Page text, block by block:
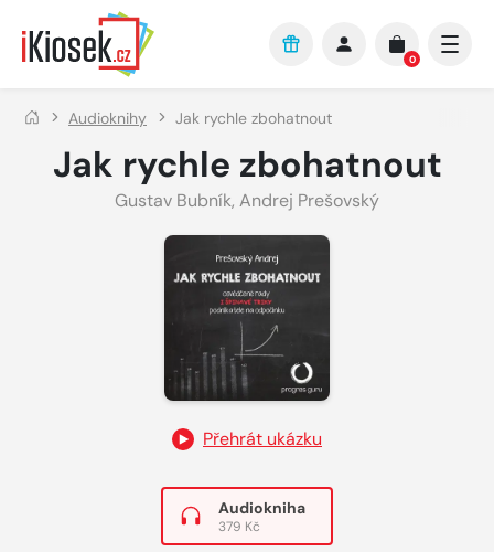
Přejít na hlavní obsah
0
Audioknihy Jak rychle zbohatnout
Jak rychle zbohatnout
Gustav Bubník, Andrej Prešovský
Přehrát ukázku
Audiokniha
379 Kč